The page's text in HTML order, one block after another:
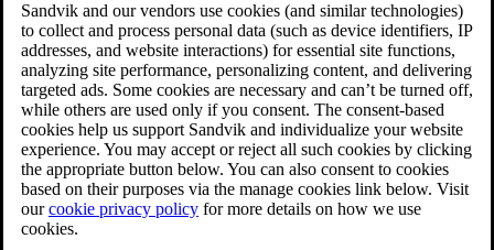
Sandvik and our vendors use cookies (and similar technologies)
to collect and process personal data (such as device identifiers, IP
addresses, and website interactions) for essential site functions,
analyzing site performance, personalizing content, and delivering
targeted ads. Some cookies are necessary and can’t be turned off,
while others are used only if you consent. The consent-based
cookies help us support Sandvik and individualize your website
experience. You may accept or reject all such cookies by clicking
the appropriate button below. You can also consent to cookies
based on their purposes via the manage cookies link below. Visit
ourcookie privacy policy for more details on how we use
cookies.